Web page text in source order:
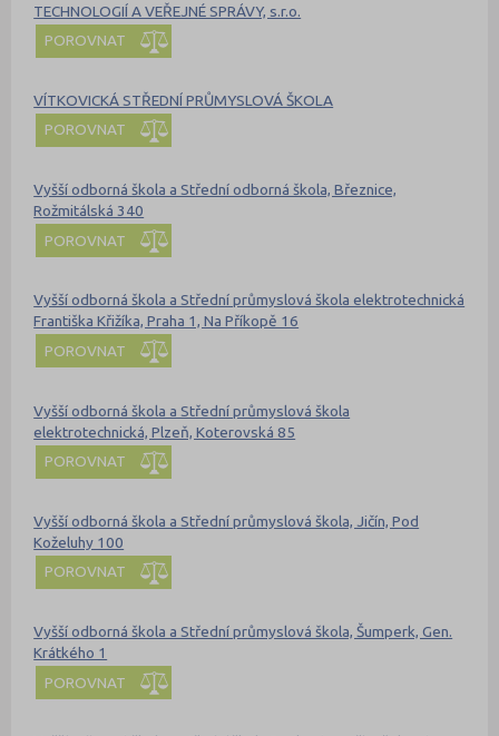
TECHNOLOGIÍ A VEŘEJNÉ SPRÁVY, s.r.o.
POROVNAT
VÍTKOVICKÁ STŘEDNÍ PRŮMYSLOVÁ ŠKOLA
POROVNAT
Vyšší odborná škola a Střední odborná škola, Březnice,
Rožmitálská 340
POROVNAT
Vyšší odborná škola a Střední průmyslová škola elektrotechnická
Františka Křižíka, Praha 1, Na Příkopě 16
POROVNAT
Vyšší odborná škola a Střední průmyslová škola
elektrotechnická, Plzeň, Koterovská 85
POROVNAT
Vyšší odborná škola a Střední průmyslová škola, Jičín, Pod
Koželuhy 100
POROVNAT
Vyšší odborná škola a Střední průmyslová škola, Šumperk, Gen.
Krátkého 1
POROVNAT